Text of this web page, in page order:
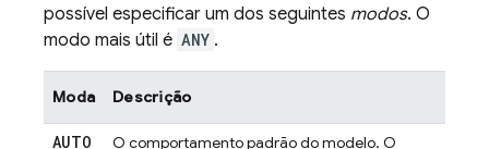
possível especificar um dos seguintes modos. O
modo mais útil é ANY .
Moda Descrição
AUTO O comportamento padrão do modelo. O